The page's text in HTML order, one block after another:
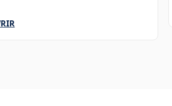
conditions normales depuis le site